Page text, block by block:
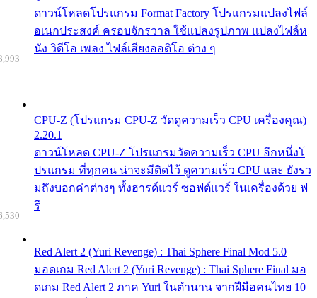
ดาวน์โหลดโปรแกรม Format Factory โปรแกรมแปลงไฟล์
อเนกประสงค์ ครอบจักรวาล ใช้แปลงรูปภาพ แปลงไฟล์ห
นัง วิดีโอ เพลง ไฟล์เสียงออดิโอ ต่าง ๆ
CPU-Z (โปรแกรม CPU-Z วัดดูความเร็ว CPU เครื่องคุณ)
2.20.1
ดาวน์โหลด CPU-Z โปรแกรมวัดความเร็ว CPU อีกหนึ่งโ
ปรแกรม ที่ทุกคน น่าจะมีติดไว้ ดูความเร็ว CPU และ ยังรว
มถึงบอกค่าต่างๆ ทั้งฮารด์แวร์ ซอฟต์แวร์ ในเครื่องด้วย ฟ
รี
Red Alert 2 (Yuri Revenge) : Thai Sphere Final Mod 5.0
มอดเกม Red Alert 2 (Yuri Revenge) : Thai Sphere Final มอ
ดเกม Red Alert 2 ภาค Yuri ในตำนาน จากฝีมือคนไทย 10